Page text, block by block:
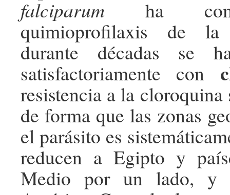
falciparum ha
quimioprofilaxis de
durante décadas se
satisfactoriamente con
resistencia a la cloroquina
de forma que las zonas
el parásito es
reducen a Egipto y
Medio por un lado,